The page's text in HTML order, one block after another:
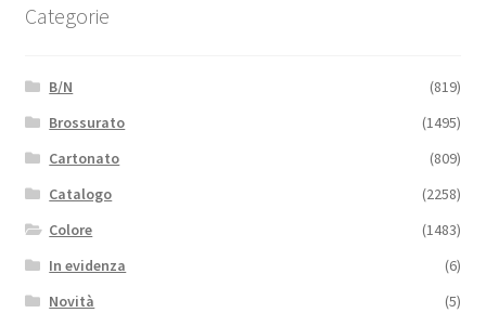
Categorie
B/N
(819)
Brossurato
(1495)
Cartonato
(809)
Catalogo
(2258)
Colore
(1483)
In evidenza
(6)
Novità
(5)